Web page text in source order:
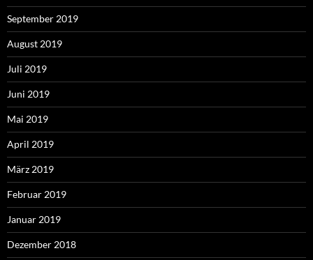
September 2019
August 2019
Juli 2019
Juni 2019
Mai 2019
April 2019
März 2019
Februar 2019
Januar 2019
Dezember 2018